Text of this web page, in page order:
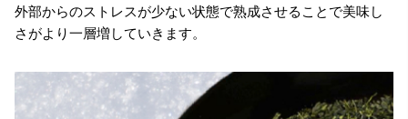
外部からのストレスが少ない状態で熟成させることで美味し
さがより一層増していきます。